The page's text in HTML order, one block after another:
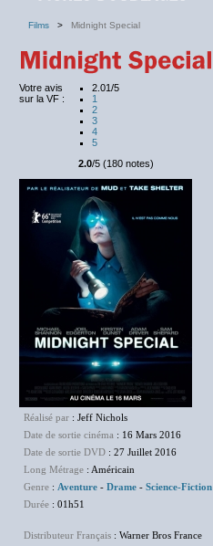
Films > Midnight Special
Votre avis
sur la VF :
2.01/5
1
2
3
4
5
2.0/5 (180 notes)
Réalisé par : Jeff Nichols
Date de sortie cinéma : 16 Mars 2016
Date de sortie DVD : 27 Juillet 2016
Long Métrage : Américain
Genre : Aventure - Drame - Science-Fiction
Durée : 01h51
Distributeur Français : Warner Bros France